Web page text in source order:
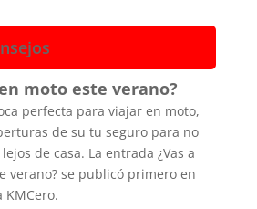
moto este verano?
perfecta para viajar en moto,
de su tu seguro para no
de casa. La entrada ¿Vas a
verano? se publicó primero en